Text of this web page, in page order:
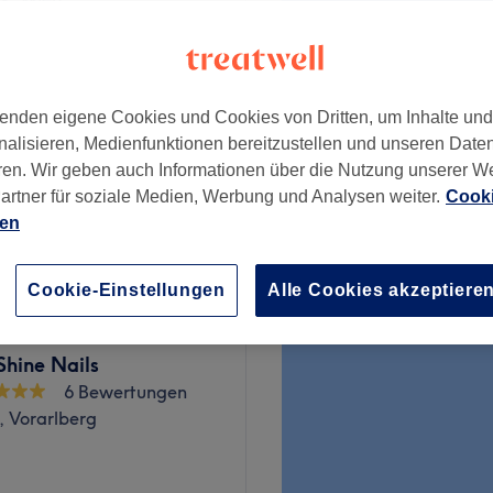
ab 46,55 €
Spare bis zu 5%
ab 65,55 €
Nails
6 Bewertungen
Vorarlberg
eigene Cookies und Cookies von Dritten, um Inhalte
Medienfunktionen bereitzustellen und unseren
Wir geben auch Informationen über die Nutzung unserer
für soziale Medien, Werbung und Analysen weiter.
Alle Cookies akzeptieren
Cookie-Einstellungen